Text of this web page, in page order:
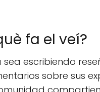
fa el veí?
escribiendo
sobre sus